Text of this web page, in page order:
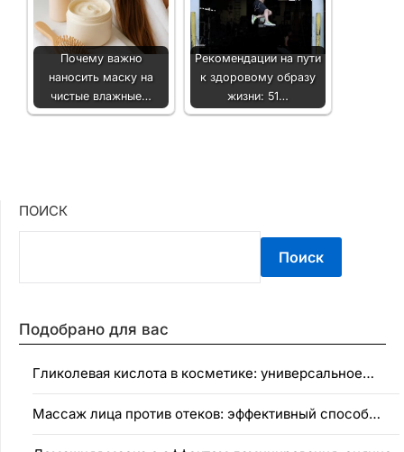
Почему важно
наносить маску на
чистые влажные…
Рекомендации на пути
к здоровому образу
жизни: 51…
ПОИСК
Поиск
Подобрано для вас
Гликолевая кислота в косметике: универсальное…
Массаж лица против отеков: эффективный способ…